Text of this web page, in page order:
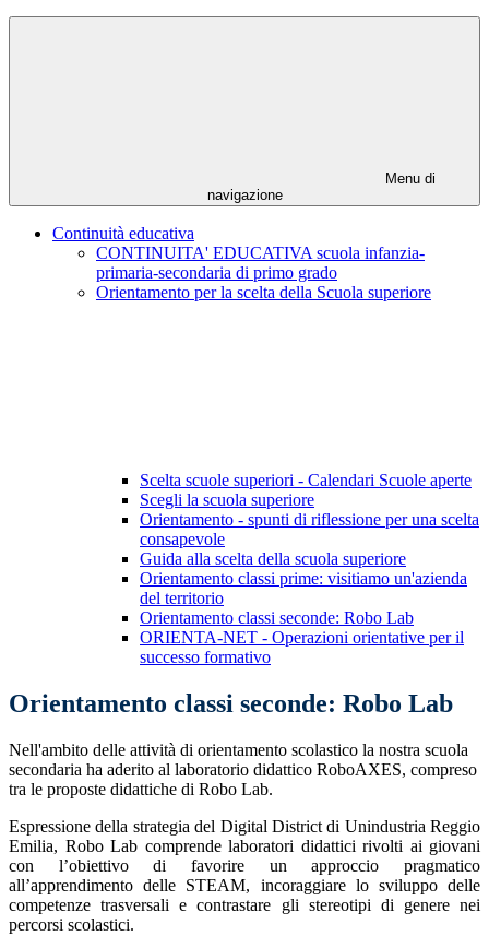
Menu di
navigazione
Continuità educativa
CONTINUITA' EDUCATIVA scuola infanzia-
primaria-secondaria di primo grado
Orientamento per la scelta della Scuola superiore
Scelta scuole superiori - Calendari Scuole aperte
Scegli la scuola superiore
Orientamento - spunti di riflessione per una scelta
consapevole
Guida alla scelta della scuola superiore
Orientamento classi prime: visitiamo un'azienda
del territorio
Orientamento classi seconde: Robo Lab
ORIENTA-NET - Operazioni orientative per il
successo formativo
Orientamento classi seconde: Robo Lab
Nell'ambito delle attività di orientamento scolastico la nostra scuola
secondaria ha aderito al laboratorio didattico RoboAXES, compreso
tra le proposte didattiche di Robo Lab.
Espressione della strategia del Digital District di Unindustria Reggio
Emilia, Robo Lab comprende laboratori didattici rivolti ai giovani
con l’obiettivo di favorire un approccio pragmatico
all’apprendimento delle STEAM, incoraggiare lo sviluppo delle
competenze trasversali e contrastare gli stereotipi di genere nei
percorsi scolastici.